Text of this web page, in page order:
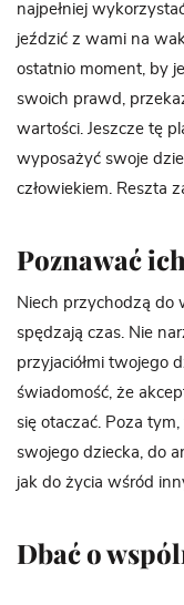
najpełniej
jeździć z wami na
ostatnio moment, by
swoich prawd,
wartości. Jeszcze tę
wyposażyć swoje
człowiekiem. Reszta
Poznawać
Niech przychodzą do
spędzają czas. Nie
przyjaciółmi twojego
świadomość, że
się otaczać. Poza
swojego dziecka, do
jak do życia wśród
Dbać o